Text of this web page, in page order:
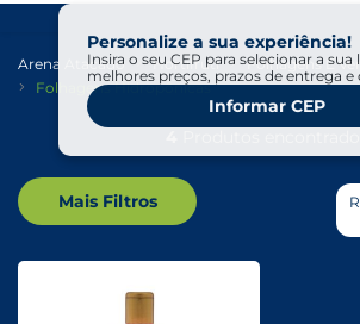
Personalize a sua experiência!
Insira o seu CEP para selecionar a sua
melhores preços, prazos de entrega e
Informar CEP
Arena Atacado Hortifruti
Folhagens E
Folhagens Hidropônicas
Mais Filtros